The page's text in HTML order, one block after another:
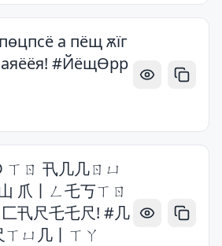
а пёщ ѫїг
#ЙёщѲpp
ㄖ 卂几几ㄖㄩ
爪丨ㄥ乇丂ㄒㄖ
卂尺乇乇尺! #几
ㄩ几丨ㄒㄚ